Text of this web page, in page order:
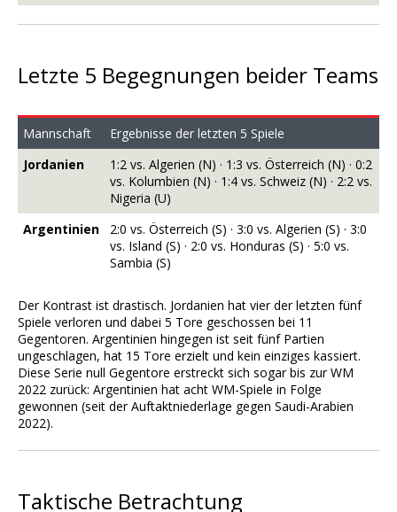
Letzte 5 Begegnungen beider Teams
Mannschaft
Ergebnisse der letzten 5 Spiele
Jordanien
1:2 vs. Algerien (N) · 1:3 vs. Österreich (N) · 0:2
vs. Kolumbien (N) · 1:4 vs. Schweiz (N) · 2:2 vs.
Nigeria (U)
Argentinien
2:0 vs. Österreich (S) · 3:0 vs. Algerien (S) · 3:0
vs. Island (S) · 2:0 vs. Honduras (S) · 5:0 vs.
Sambia (S)
Der Kontrast ist drastisch. Jordanien hat vier der letzten fünf
Spiele verloren und dabei 5 Tore geschossen bei 11
Gegentoren. Argentinien hingegen ist seit fünf Partien
ungeschlagen, hat 15 Tore erzielt und kein einziges kassiert.
Diese Serie null Gegentore erstreckt sich sogar bis zur WM
2022 zurück: Argentinien hat acht WM-Spiele in Folge
gewonnen (seit der Auftaktniederlage gegen Saudi-Arabien
2022).
Taktische Betrachtung